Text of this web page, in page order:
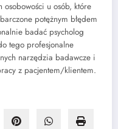
u osób, które
potężnym błędem
badać psycholog
tego profesjonalne
narzędzia badawcze i
z pacjentem/klientem.